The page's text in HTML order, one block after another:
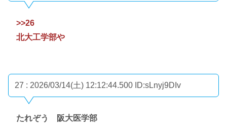
>>26
北大工学部や
27 : 2026/03/14(土) 12:12:44.500 ID:sLnyj9DIv
たれぞう 阪大医学部